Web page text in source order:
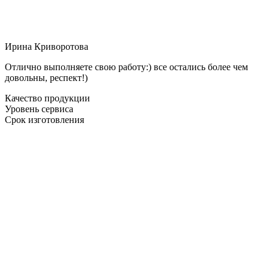
Ирина Криворотова
Отлично выполняете свою работу:) все остались более чем
довольны, респект!)
Качество продукции
Уровень сервиса
Срок изготовления